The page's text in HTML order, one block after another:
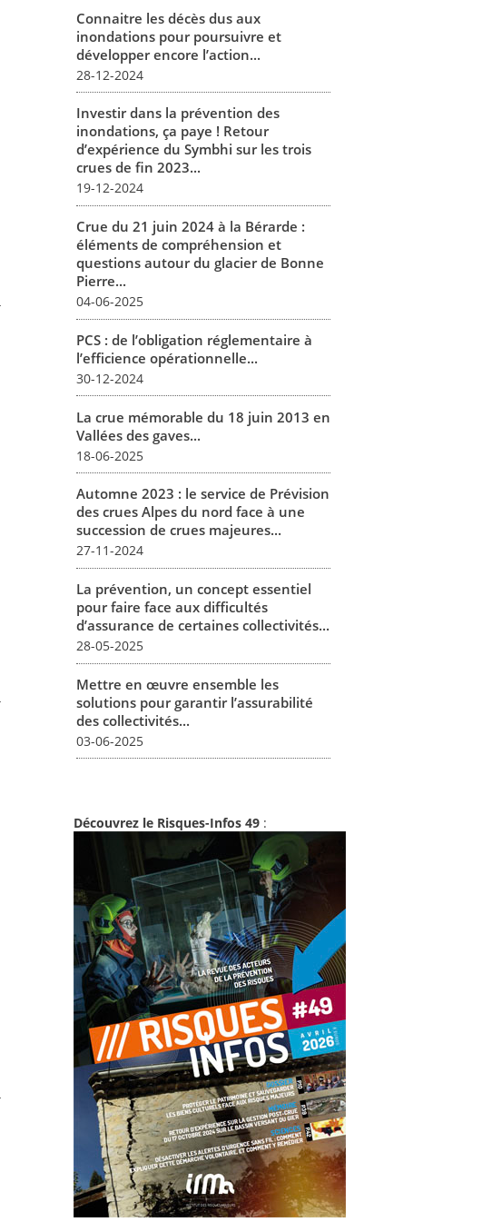
Connaitre les décès dus aux
inondations pour poursuivre et
développer encore l’action...
28-12-2024
Investir dans la prévention des
inondations, ça paye ! Retour
d’expérience du Symbhi sur les trois
crues de fin 2023...
19-12-2024
Crue du 21 juin 2024 à la Bérarde :
éléments de compréhension et
questions autour du glacier de Bonne
Pierre...
04-06-2025
PCS : de l’obligation réglementaire à
l’efficience opérationnelle...
30-12-2024
La crue mémorable du 18 juin 2013 en
Vallées des gaves...
18-06-2025
Automne 2023 : le service de Prévision
des crues Alpes du nord face à une
succession de crues majeures...
27-11-2024
La prévention, un concept essentiel
pour faire face aux difficultés
d’assurance de certaines collectivités...
28-05-2025
Mettre en œuvre ensemble les
solutions pour garantir l’assurabilité
des collectivités...
03-06-2025
Découvrez le Risques-Infos 49 :